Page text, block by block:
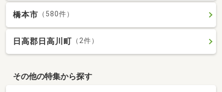
橋本市 （580件）
日高郡日高川町 （2件）
その他の特集から探す